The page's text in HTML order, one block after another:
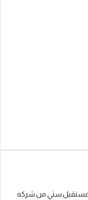
المستقبل ستي من شركه